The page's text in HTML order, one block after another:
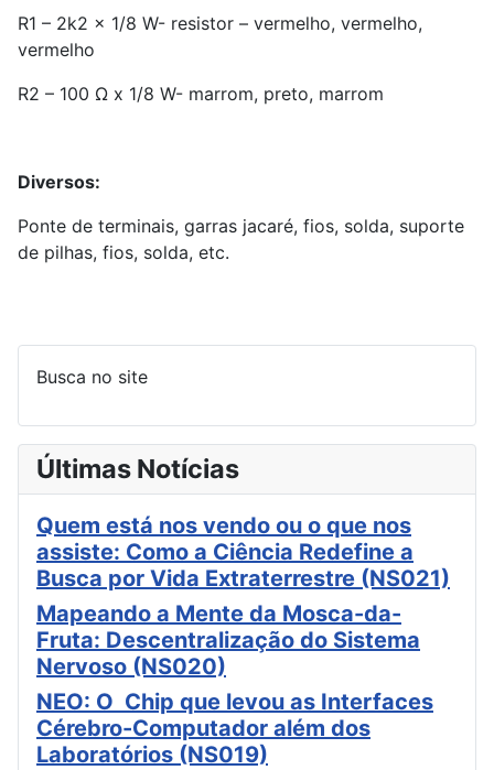
R1 – 2k2 x 1/8 W- resistor – vermelho, vermelho,
vermelho
R2 – 100 Ω x 1/8 W- marrom, preto, marrom
Diversos:
Ponte de terminais, garras jacaré, fios, solda, suporte
de pilhas, fios, solda, etc.
Busca no site
Últimas Notícias
Quem está nos vendo ou o que nos
assiste: Como a Ciência Redefine a
Busca por Vida Extraterrestre (NS021)
Mapeando a Mente da Mosca-da-
Fruta: Descentralização do Sistema
Nervoso (NS020)
NEO: O Chip que levou as Interfaces
Cérebro-Computador além dos
Laboratórios (NS019)